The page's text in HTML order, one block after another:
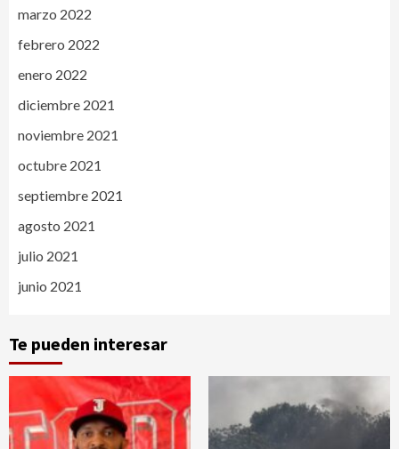
marzo 2022
febrero 2022
enero 2022
diciembre 2021
noviembre 2021
octubre 2021
septiembre 2021
agosto 2021
julio 2021
junio 2021
Te pueden interesar